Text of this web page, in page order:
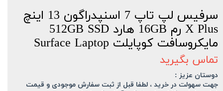
سرفیس لپ تاپ 7 اسنپدراگون 13 اینچ
X Plus رم 16GB هارد 512GB SSD
مایکروسافت کوپایلت Surface Laptop
تماس بگیرید
دوستان عزیز :
جهت سهولت در خرید ، لطفا قبل از ثبت سفارش موجودی و قیمت